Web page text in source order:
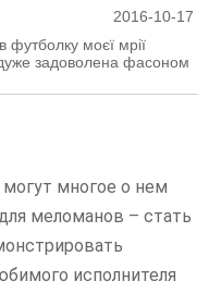
2016-10-17
футболку моєї мрії
задоволена фасоном
многое о нем
меломанов – стать
исполнителя